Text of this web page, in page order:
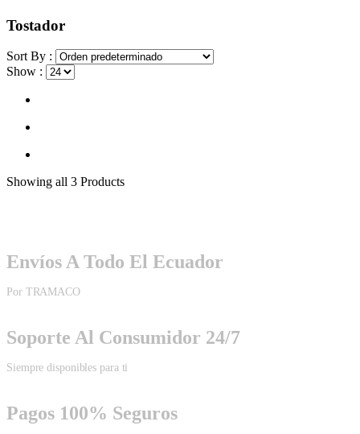
Tostador
Sort By :
Show :
Showing all 3 Products
Envíos A Todo El Ecuador
Por TRAMACO
Soporte Al Consumidor 24/7
Siempre disponibles para ti
Pagos 100% Seguros